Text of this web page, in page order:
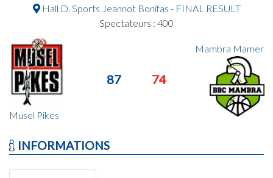
Hall D. Sports Jeannot Bonifas - FINAL RESULT
Spectateurs : 400
Musel Pikes
87 74
Mambra Mamer
INFORMATIONS